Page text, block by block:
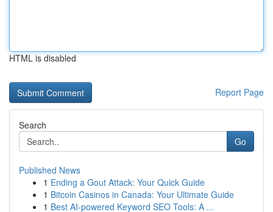
HTML is disabled
Report Page
Search
Go
Published News
1 Ending a Gout Attack: Your Quick Guide
1 Bitcoin Casinos in Canada: Your Ultimate Guide
1 Best AI-powered Keyword SEO Tools: A ...